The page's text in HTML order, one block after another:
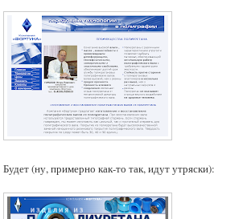
Будет (ну, примерно как-то так, идут утряски):